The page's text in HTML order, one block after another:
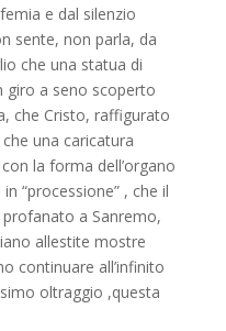
e dal silenzio
sente, non parla, da
che una statua di
giro a seno scoperto
che Cristo, raffigurato
una caricatura
la forma dell’organo
“processione” , che il
a Sanremo,
allestite mostre
continuare all’infinito
oltraggio ,questa